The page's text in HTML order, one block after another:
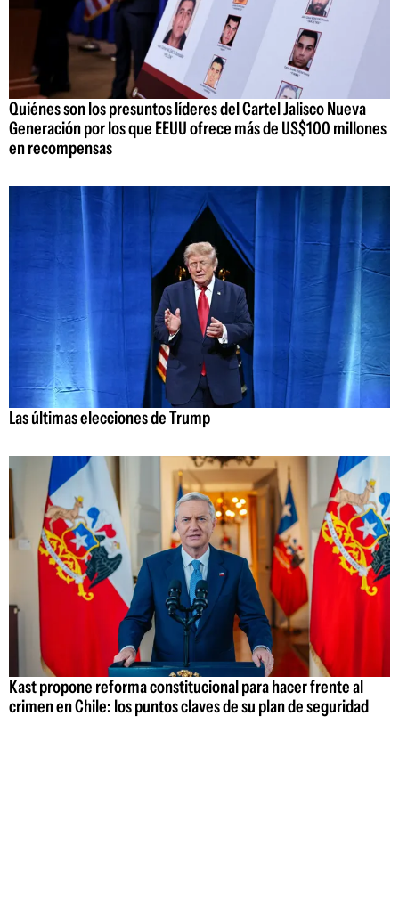
Quiénes son los presuntos líderes del Cartel Jalisco Nueva
Generación por los que EEUU ofrece más de US$100 millones
en recompensas
Las últimas elecciones de Trump
Kast propone reforma constitucional para hacer frente al
crimen en Chile: los puntos claves de su plan de seguridad